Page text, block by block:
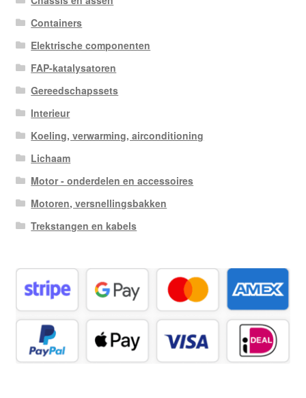
Containers
Elektrische componenten
FAP-katalysatoren
Gereedschapssets
Interieur
Koeling, verwarming, airconditioning
Lichaam
Motor - onderdelen en accessoires
Motoren, versnellingsbakken
Trekstangen en kabels